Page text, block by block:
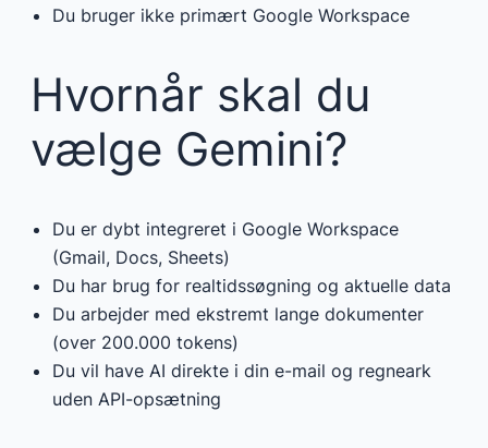
Du bruger ikke primært Google Workspace
Hvornår skal du
vælge Gemini?
Du er dybt integreret i Google Workspace
(Gmail, Docs, Sheets)
Du har brug for realtidssøgning og aktuelle data
Du arbejder med ekstremt lange dokumenter
(over 200.000 tokens)
Du vil have AI direkte i din e-mail og regneark
uden API-opsætning